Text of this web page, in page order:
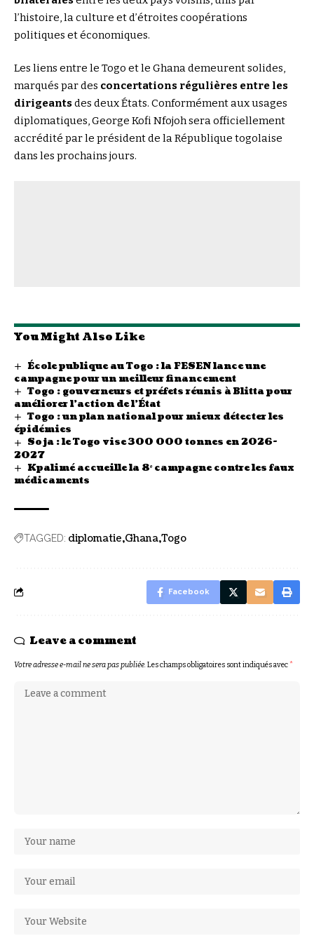
l’histoire, la culture et d’étroites coopérations
politiques et économiques.
Les liens entre le Togo et le Ghana demeurent solides,
marqués par des concertations régulières entre les
dirigeantsdes deux États. Conformément aux usages
diplomatiques, George Kofi Nfojoh sera officiellement
accrédité par le président de la République togolaise
dans les prochains jours.
You Might Also Like
École publique au Togo : la FESEN lance une
campagne pour un meilleur financement
Togo : gouverneurs et préfets réunis à Blitta pour
améliorer l’action de l’État
Togo : un plan national pour mieux détecter les
épidémies
Soja : le Togo vise 300 000 tonnes en 2026-
2027
Kpalimé accueille la 8ᵉ campagne contre les faux
médicaments
TAGGED: diplomatie Ghana Togo
Facebook
Leave a comment
Votre adresse e-mail ne sera pas publiée.Les champs obligatoires sont indiqués avec*